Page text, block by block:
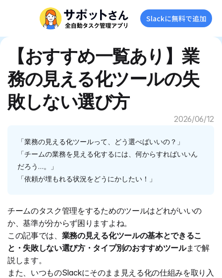
Slackに無料で追加
【おすすめ一覧あり】業
務の見える化ツールの失
敗しない選び方
2026/06/12
「業務の見える化ツールって、どう選べばいいの？」
「チームの業務を見える化するには、何からすればいいん
だろう…。」
「依頼が埋もれる状況をどうにかしたい！」
チームのタスク管理をするためのツールはどれがいいの
か、基準が分からず困りますよね。
この記事では、 業務の見える化ツールの基本とできるこ
と・失敗しない選び方・タイプ別のおすすめツールまで解
説します。
また、いつものSlackにそのまま見える化の仕組みを取り入